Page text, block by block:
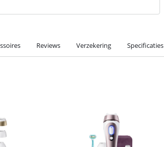
Reviews Verzekering Specificaties